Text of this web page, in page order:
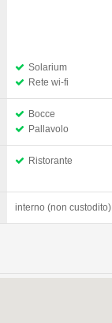
Solarium
Rete wi-fi
Bocce
Pallavolo
Ristorante
interno (non custodito)